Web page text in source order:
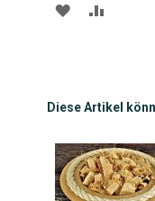
ZUR
Diese Artikel